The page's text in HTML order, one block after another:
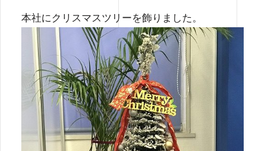
本社にクリスマスツリーを飾りました。